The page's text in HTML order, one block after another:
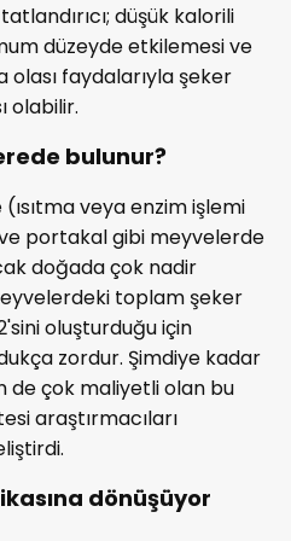
düşük kalorili
düzeyde etkilemesi ve
olası faydalarıyla şeker
olabilir.
bulunur?
veya enzim işlemi
portakal gibi meyvelerde
doğada çok nadir
toplam şeker
oluşturduğu için
zordur. Şimdiye kadar
de çok maliyetli olan bu
araştırmacıları
dönüşüyor